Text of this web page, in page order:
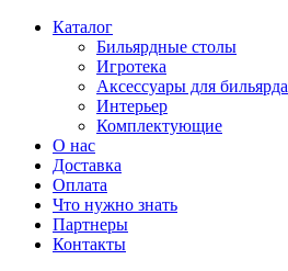
Каталог
Бильярдные столы
Игротека
Аксессуары для бильярда
Интерьер
Комплектующие
О нас
Доставка
Оплата
Что нужно знать
Партнеры
Контакты